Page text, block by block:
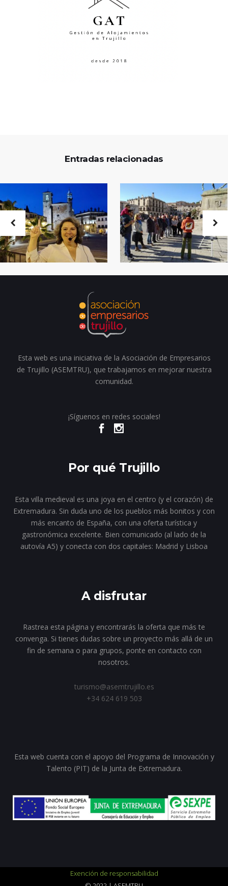
Entradas relacionadas
Esta web es una iniciativa de la Asociación de Empresarios
de Trujillo (ASEMTRU), que trabajamos en mejorar nuestra
comunidad.
¡Síguenos en redes sociales!
Por qué Trujillo
Esta villa medieval es una joya en el centro (y el corazón) de
Extremadura. Sin duda uno de los pueblos más bonitos y con
más encanto de España, con una oferta turística y
gastronómica excelente. Bien comunicado (al lado de la
autovía A5) y conecta con dos capitales: Madrid y Lisboa
A disfrutar
Rastrea esta página y encontrarás la oferta que más te
convenga. Si tienes dudas sobre un proyecto más allá de un
fin de semana o para grupos, ponte en contacto con
nosotros.
turismo@asemtrujillo.es
+34 624 619 503
Esta web cuenta con el apoyo del Programa de Innovación y
Talento (PIT) de la Junta de Extremadura.
Exención de responsabilidad